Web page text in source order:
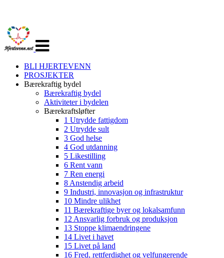
navigasjon
BLI HJERTEVENN
PROSJEKTER
Bærekraftig bydel
Bærekraftig bydel
Aktiviteter i bydelen
Bærekraftsløfter
1 Utrydde fattigdom
2 Utrydde sult
3 God helse
4 God utdanning
5 Likestilling
6 Rent vann
7 Ren energi
8 Anstendig arbeid
9 Industri, innovasjon og infrastruktur
10 Mindre ulikhet
11 Bærekraftige byer og lokalsamfunn
12 Ansvarlig forbruk og produksjon
13 Stoppe klimaendringene
14 Livet i havet
15 Livet på land
16 Fred, rettferdighet og velfungerende